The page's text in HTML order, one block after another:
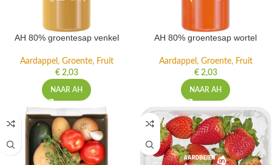
AH 80% groentesap venkel
Aardappel, Groente, Fruit
€2,03
NAAR AH
AH 80% groentesap wortel
Aardappel, Groente, Fruit
€2,03
NAAR AH